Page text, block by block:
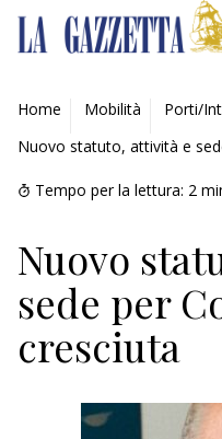
AMBIENTE
MOBILITÀ
INDUSTRIA
RICERCA
ECONOMIA
TURISMO
CULTURA
Home Mobilità
Porti/
Nuovo statuto, attività e
Tempo per la lettura: 2
Nuovo
sede per
cresciuta